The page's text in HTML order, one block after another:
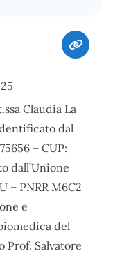
Claudia La
dal
– CUP:
dall’Unione
– PNRR M6C2
e
del
Prof. Salvatore